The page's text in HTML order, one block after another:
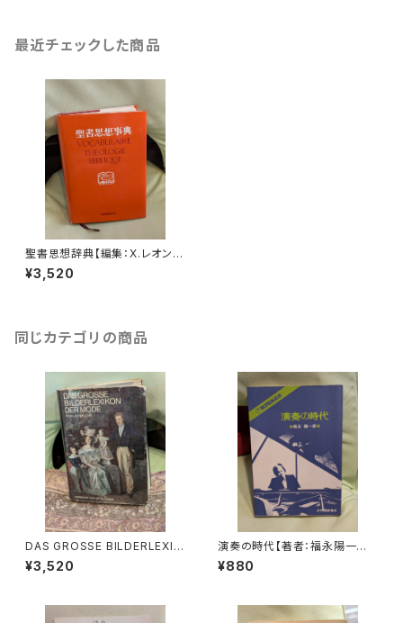
最近チェックした商品
聖書思想辞典【編集：X.レオン
デュフール 訳：Z.イェール】出版
社：三省堂 昭和48年
¥3,520
同じカテゴリの商品
DAS GROSSE BILDERLEXIK
ON DER MODE【著者：Ludmil
a Kybalová, Olga Herbeno
¥3,520
演奏の時代【著者：福永陽一郎】
出版社：紀伊國屋書店 1978年
¥880